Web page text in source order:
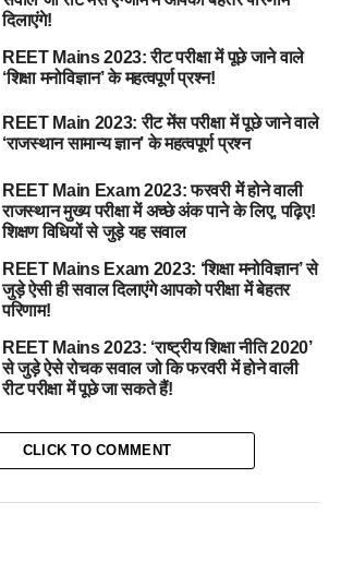
दिलाएंगे!
REET Mains 2023: रीट परीक्षा में पूछे जाने वाले
‘शिक्षा मनोविज्ञान’ के महत्वपूर्ण प्रश्न!
REET Main 2023: रीट मेंस परीक्षा में पूछे जाने वाले
‘राजस्थान सामान्य ज्ञान’ के महत्वपूर्ण प्रश्न
REET Main Exam 2023: फरवरी में होने वाली
राजस्थान मुख्य परीक्षा में अच्छे अंक पाने के लिए, पढ़िए!
शिक्षण विधियों से जुड़े यह सवाल
REET Mains Exam 2023: ‘शिक्षा मनोविज्ञान’ से
जुड़े ऐसी ही सवाल दिलाएंगे आपको परीक्षा में बेहतर
परिणाम!
REET Mains 2023: ‘राष्ट्रीय शिक्षा नीति 2020’
से जुड़े ऐसे रोचक सवाल जो कि फरवरी में होने वाली
रीट परीक्षा में पूछे जा सकते हैं!
CLICK TO COMMENT